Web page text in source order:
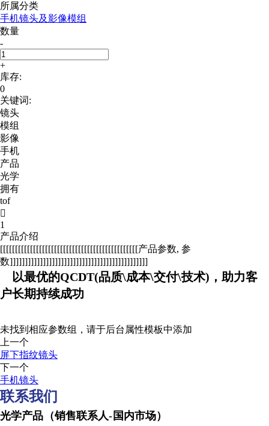
所属分类
手机镜头及影像模组
数量
-
+
库存:
0
关键词:
镜头
模组
影像
手机
产品
光学
拥有
tof

1
产品介绍
[[[[[[[[[[[[[[[[[[[[[[[[[[[[[[[[[[[[[[[[[[[[[[产品参数, 参
数]]]]]]]]]]]]]]]]]]]]]]]]]]]]]]]]]]]]]]]]]]]]]]
以最优的QCDT(品质\成本\交付\技术)，助力客
户长期持续成功
未找到相应参数组，请于后台属性模板中添加
上一个
屏下指纹镜头
下一个
手机镜头
联系我们
光学产品（销售联系人-国内市场）